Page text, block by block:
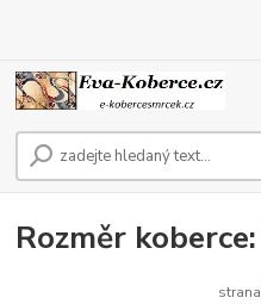
Rozměr
strana